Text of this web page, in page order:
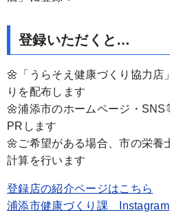
登録いただくと…
🌼「うらそえ健康づくり協力店
りを配布します
🌼浦添市のホームページ・SNS
PRします
🌼ご希望がある場合、市の栄養
計算を行います
登録店の紹介ページはこちら
浦添市健康づくり課 Instagram